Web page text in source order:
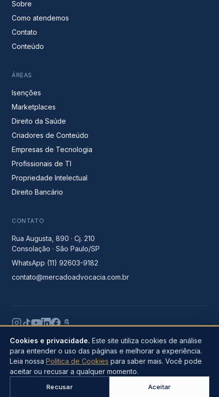
Sobre
Como atendemos
Contato
Conteúdo
ÁREAS
Isenções
Marketplaces
Direito da Saúde
Criadores de Conteúdo
Empresas de Tecnologia
Profissionais de TI
Propriedade Intelectual
Direito Bancário
CONTATO
Rua Augusta, 890 · Cj. 210
Consolação · São Paulo/SP
WhatsApp (11) 92603-9182
contato@mercadoadvocacia.com.br
© 2026 Mercado Sociedade de Advogados. Todos os direitos
reservados.
Política de Privacidade e Cookies· Provimento 205/2021 OAB ·
Cookies e privacidade. Este site utiliza cookies de análise
para entender o uso das páginas e melhorar a experiência.
Leia nossa Política de Cookies para saber mais. Você pode
aceitar ou recusar a qualquer momento.
Recusar Aceitar